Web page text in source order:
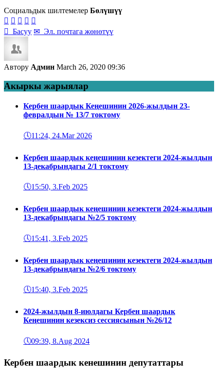
Социальдык шилтемелер Бөлүшүү
    
 Басуу ✉ Эл. почтага жөнөтүү
Автору Админ March 26, 2020 09:36
Акыркы жарыялар
Кербен шаардык Кеңешинин 2026-жылдын 23-
февралдын № 13/7 токтому
🕔11:24, 24.Mar 2026
Кербен шаардык кеңешинин кезектеги 2024-жылдын
13-декабрындагы 2/1 токтому
🕔15:50, 3.Feb 2025
Кербен шаардык кеңешинин кезектеги 2024-жылдын
13-декабрындагы №2/5 токтому
🕔15:41, 3.Feb 2025
Кербен шаардык кеңешинин кезектеги 2024-жылдын
13-декабрындагы №2/6 токтому
🕔15:40, 3.Feb 2025
2024-жылдын 8-июлдагы Кербен шаардык
Кеңешинин кезексиз сессиясынын №26/12
🕔09:39, 8.Aug 2024
Кербен шаардык кенешинин депутаттары